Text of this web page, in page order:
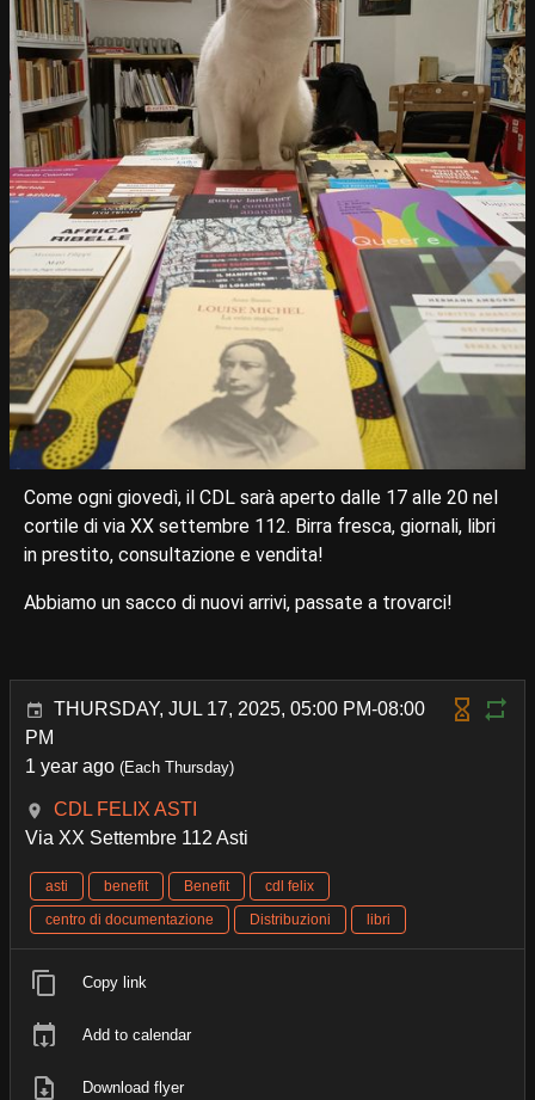
Come ogni giovedì, il CDL sarà aperto dalle 17 alle 20 nel
cortile di via XX settembre 112. Birra fresca, giornali, libri
in prestito, consultazione e vendita!
Abbiamo un sacco di nuovi arrivi, passate a trovarci!
THURSDAY, JUL 17, 2025, 05:00 PM-08:00
PM
1 year ago (Each Thursday)
CDL FELIX ASTI
Via XX Settembre 112 Asti
asti benefit Benefit
cdl felix
centro di documentazione
Distribuzioni libri
Copy link
Add to calendar
Download flyer